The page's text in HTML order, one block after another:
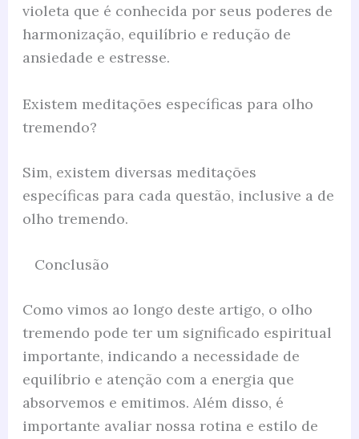
violeta que é conhecida por seus poderes de
harmonização, equilíbrio e redução de
ansiedade e estresse.
Existem meditações específicas para olho
tremendo?
Sim, existem diversas meditações
específicas para cada questão, inclusive a de
olho tremendo.
Conclusão
Como vimos ao longo deste artigo, o olho
tremendo pode ter um significado espiritual
importante, indicando a necessidade de
equilíbrio e atenção com a energia que
absorvemos e emitimos. Além disso, é
importante avaliar nossa rotina e estilo de